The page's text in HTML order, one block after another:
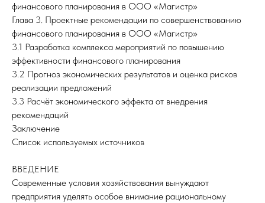
финансового планирования в ООО «Магистр»
Глава 3. Проектные рекомендации по совершенствованию
финансового планирования в ООО «Магистр»
3.1 Разработка комплекса мероприятий по повышению
эффективности финансового планирования
3.2 Прогноз экономических результатов и оценка рисков
реализации предложений
3.3 Расчёт экономического эффекта от внедрения
рекомендаций
Заключение
Список используемых источников
ВВЕДЕНИЕ
Современные условия хозяйствования вынуждают
предприятия уделять особое внимание рациональному